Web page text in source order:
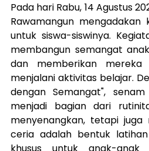
Pada hari Rabu, 14 Agustus
Rawamangun
untuk siswa-siswinya.
membangun semangat
dan memberikan
menjalani aktivitas belajar.
dengan Semangat",
menjadi bagian dari
menyenangkan, tetapi juga
ceria adalah bentuk